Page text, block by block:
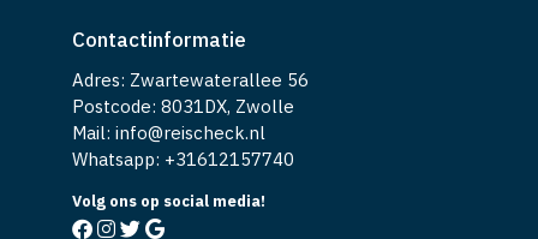
Contactinformatie
Adres: Zwartewaterallee 56
Postcode: 8031DX, Zwolle
Mail: info@reischeck.nl
Whatsapp: +31612157740
Volg ons op social media!